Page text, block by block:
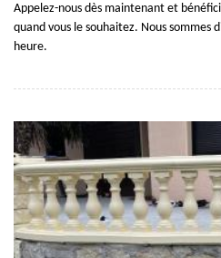
Appelez-nous dès maintenant et
quand vous le souhaitez. Nous sommes
heure.